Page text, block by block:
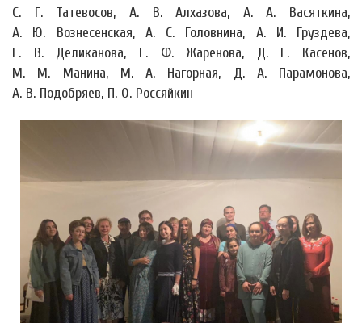
С. Г. Татевосов, А. В. Алхазова, А. А. Васяткина,
А. Ю. Вознесенская, А. С. Головнина, А. И. Груздева,
Е. В. Деликанова, Е. Ф. Жаренова, Д. Е. Касенов,
М. М. Манина, М. А. Нагорная, Д. А. Парамонова,
А. В. Подобряев, П. О. Россяйкин